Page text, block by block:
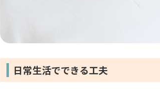
日常生活でできる工夫